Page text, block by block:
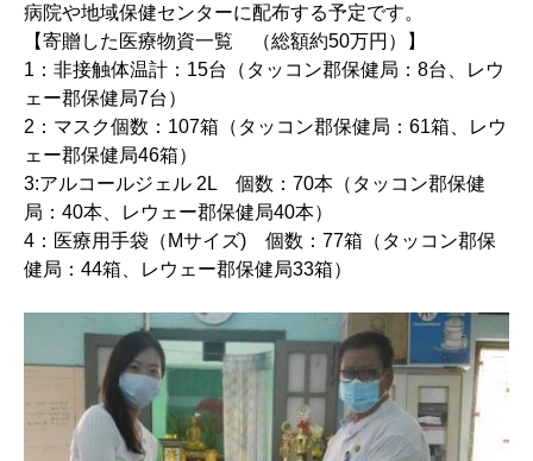
病院や地域保健センターに配布する予定です。
【寄贈した医療物資一覧 （総額約50万円）】
1：非接触体温計：15台（タッコン郡保健局：8台、レウ
ェー郡保健局7台）
2：マスク個数：107箱（タッコン郡保健局：61箱、レウ
ェー郡保健局46箱）
3:アルコールジェル 2L 個数：70本（タッコン郡保健
局：40本、レウェー郡保健局40本）
4：医療用手袋（Mサイズ) 個数：77箱（タッコン郡保
健局：44箱、レウェー郡保健局33箱）